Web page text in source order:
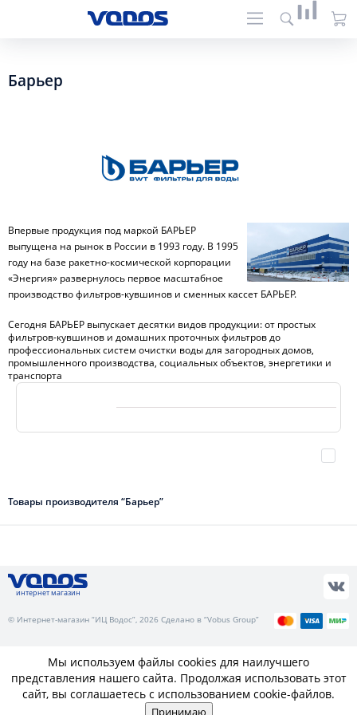
Барьер
Впервые продукция под маркой БАРЬЕР
выпущена на рынок в России в 1993 году. В 1995
году на базе ракетно-космической корпорации
«Энергия» развернулось первое масштабное
производство фильтров-кувшинов и сменных кассет БАРЬЕР.
Сегодня БАРЬЕР выпускает десятки видов продукции: от простых
фильтров-кувшинов и домашних проточных фильтров до
профессиональных систем очистки воды для загородных домов,
промышленного производства, социальных объектов, энергетики и
транспорта
Товары производителя “Барьер”
интернет магазин
© Интернет-магазин “ИЦ Водос”, 2026 Сделано в “Vobus Group”
Мы используем файлы cookies для наилучшего
представления нашего сайта. Продолжая использовать этот
сайт, вы соглашаетесь с использованием cookie-файлов.
Принимаю